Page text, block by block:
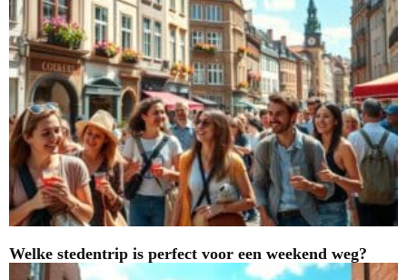
Welke stedentrip is perfect voor een weekend weg?